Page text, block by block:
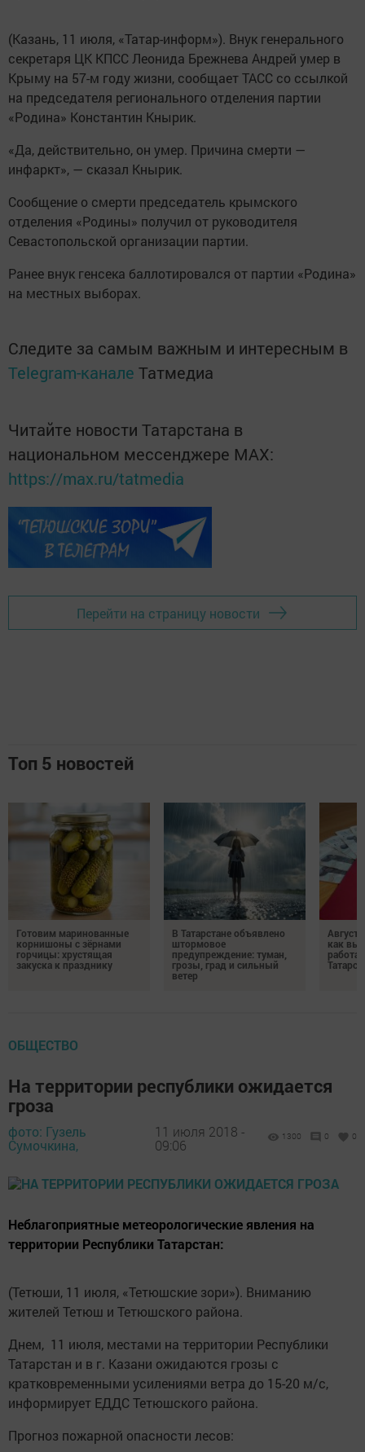
(Казань, 11 июля, «Татар-информ»). Внук генерального
секретаря ЦК КПСС Леонида Брежнева Андрей умер в
Крыму на 57-м году жизни, сообщает ТАСС со ссылкой
на председателя регионального отделения партии
«Родина» Константин Кнырик.
«Да, действительно, он умер. Причина смерти —
инфаркт», — сказал Кнырик.
Сообщение о смерти председатель крымского
отделения «Родины» получил от руководителя
Севастопольской организации партии.
Ранее внук генсека баллотировался от партии «Родина»
на местных выборах.
Следите за самым важным и интересным в
Telegram-канале Татмедиа
Читайте новости Татарстана в
национальном мессенджере MАХ:
https://max.ru/tatmedia
Перейти на страницу новости
Топ 5 новостей
Готовим маринованные
корнишоны с зёрнами
горчицы: хрустящая
закуска к празднику
В Татарстане объявлено
штормовое
предупреждение: туман,
грозы, град и сильный
ветер
как
ОБЩЕСТВО
На территории республики ожидается
гроза
фото: Гузель
Сумочкина,
11 июля 2018 -
09:06
1300 0 0
Неблагоприятные метеорологические явления на
территории Республики Татарстан:
(Тетюши, 11 июля, «Тетюшские зори»). Вниманию
жителей Тетюш и Тетюшского района.
Днем, 11 июля, местами на территории Республики
Татарстан и в г. Казани ожидаются грозы с
кратковременными усилениями ветра до 15-20 м/с,
информирует ЕДДС Тетюшского района.
Прогноз пожарной опасности лесов: